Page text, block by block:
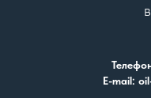
E-mail: